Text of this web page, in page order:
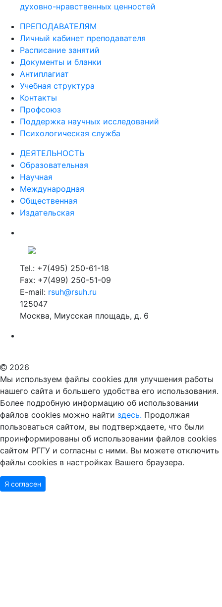
ПРЕПОДАВАТЕЛЯМ
Личный кабинет преподавателя
Расписание занятий
Документы и бланки
Антиплагиат
Учебная структура
Контакты
Профсоюз
Поддержка научных исследований
Психологическая служба
Образовательная
Научная
Международная
Общественная
Издательская
Tel.: +7(495) 250-61-18
Fax: +7(499) 250-51-09
E-mail:rsuh@rsuh.ru
125047
Москва, Миусская площадь, д. 6
Российский государственный гуманитарный университет
Мы используем файлы cookies для улучшения работы
нашего сайта и большего удобства его использования.
Более подробную информацию об использовании
файлов cookies можно найтиздесь.Продолжая
пользоваться сайтом, вы подтверждаете, что были
проинформированы об использовании файлов cookies
сайтом РГГУ и согласны с ними. Вы можете отключить
файлы cookies в настройках Вашего браузера.